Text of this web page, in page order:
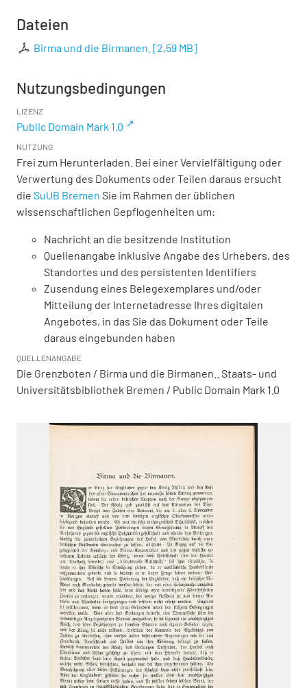
Dateien
Birma und die Birmanen. [2,59 MB]
Nutzungsbedingungen
LIZENZ
Public Domain Mark 1.0
NUTZUNG
Frei zum Herunterladen. Bei einer Vervielfältigung oder
Verwertung des Dokuments oder Teilen daraus ersucht
die SuUB Bremen Sie im Rahmen der üblichen
wissenschaftlichen Gepflogenheiten um:
Nachricht an die besitzende Institution
Quellenangabe inklusive Angabe des Urhebers, des
Standortes und des persistenten Identifiers
Zusendung eines Belegexemplares und/oder
Mitteilung der Internetadresse Ihres digitalen
Angebotes, in das Sie das Dokument oder Teile
daraus eingebunden haben
QUELLENANGABE
Die Grenzboten / Birma und die Birmanen.. Staats- und
Universitätsbibliothek Bremen / Public Domain Mark 1.0